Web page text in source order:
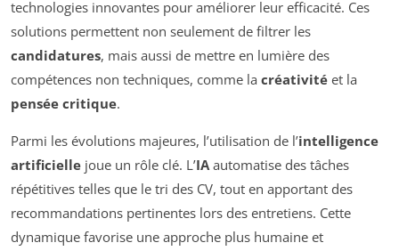
technologies innovantes pour améliorer leur efficacité. Ces
solutions permettent non seulement de filtrer les
candidatures, mais aussi de mettre en lumière des
compétences non techniques, comme la créativité et la
pensée critique.
Parmi les évolutions majeures, l’utilisation de l’intelligence
artificielle joue un rôle clé. L’IAautomatise des tâches
répétitives telles que le tri des CV, tout en apportant des
recommandations pertinentes lors des entretiens. Cette
dynamique favorise une approche plus humaine et